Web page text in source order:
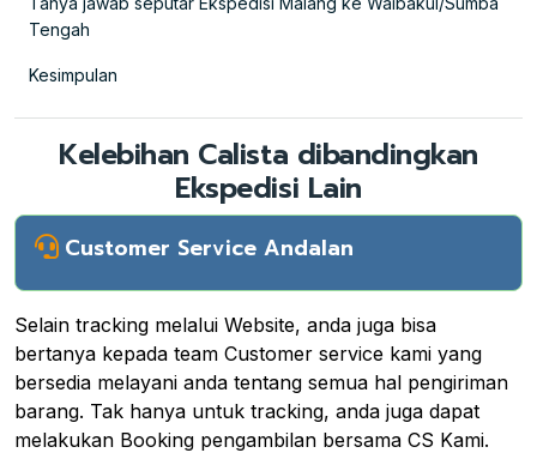
Tengah
Kesimpulan
Kelebihan Calista dibandingkan
Ekspedisi Lain
Customer Service Andalan
Selain tracking melalui Website, anda juga bisa
bertanya kepada team Customer service kami yang
bersedia melayani anda tentang semua hal pengiriman
barang. Tak hanya untuk tracking, anda juga dapat
melakukan Booking pengambilan bersama CS Kami.